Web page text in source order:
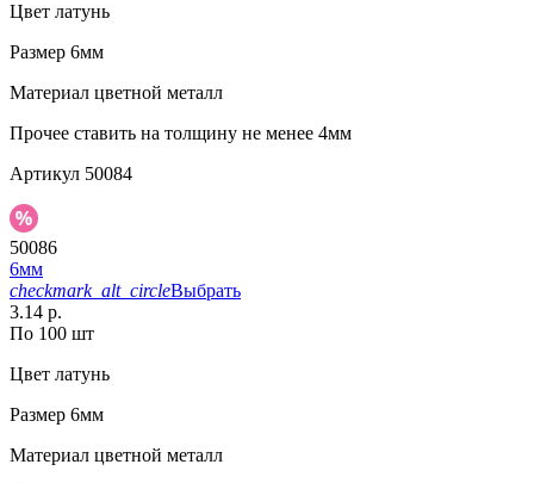
Цвет латунь
Размер 6мм
Материал цветной металл
Прочее ставить на толщину не менее 4мм
Артикул 50084
50086
6мм
checkmark_alt_circleВыбрать
3.14 р.
По 100 шт
Цвет латунь
Размер 6мм
Материал цветной металл